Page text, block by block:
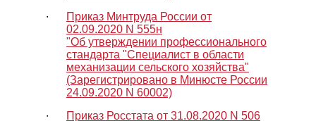
∙
Приказ Минтруда России от
02.09.2020 N 555н
"Об утверждении профессионального
стандарта "Специалист в области
механизации сельского хозяйства"
(Зарегистрировано в Минюсте России
24.09.2020 N 60002)
∙
Приказ Росстата от 31.08.2020 N 506